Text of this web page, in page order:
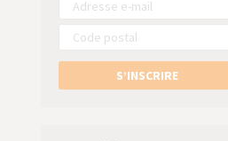
S’INSCRIRE